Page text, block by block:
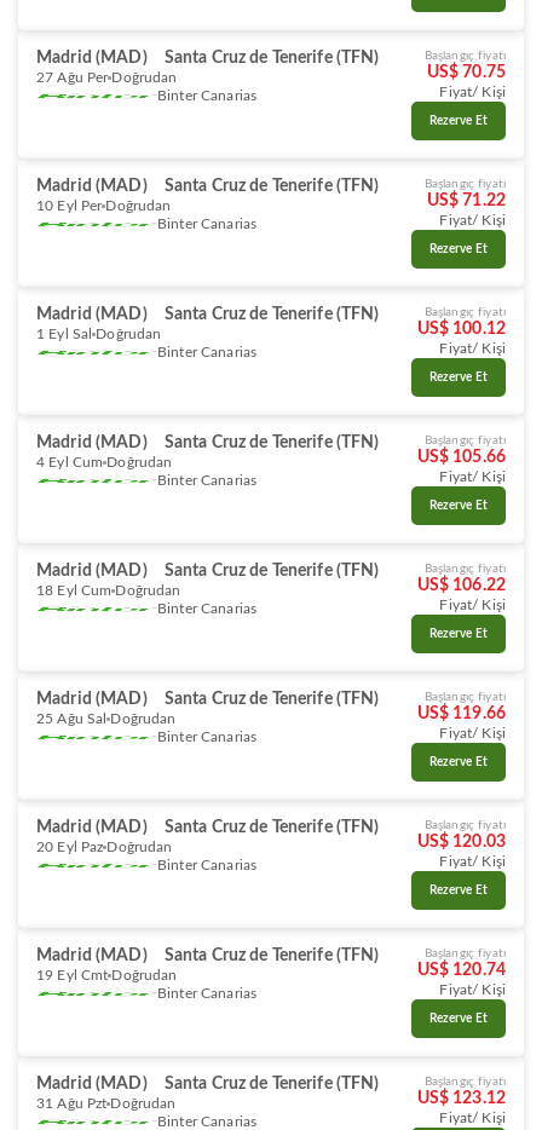
Madrid (MAD) Santa Cruz de Tenerife (TFN)
27 Ağu Per Doğrudan
Binter Canarias
Başlangıç fiyatı
US$ 70.75
Fiyat/ Kişi
Rezerve Et
Madrid (MAD) Santa Cruz de Tenerife (TFN)
10 Eyl Per Doğrudan
Binter Canarias
Başlangıç fiyatı
US$ 71.22
Fiyat/ Kişi
Rezerve Et
Madrid (MAD) Santa Cruz de Tenerife (TFN)
1 Eyl Sal Doğrudan
Binter Canarias
Başlangıç fiyatı
US$ 100.12
Fiyat/ Kişi
Rezerve Et
Madrid (MAD) Santa Cruz de Tenerife (TFN)
4 Eyl Cum Doğrudan
Binter Canarias
Başlangıç fiyatı
US$ 105.66
Fiyat/ Kişi
Rezerve Et
Madrid (MAD) Santa Cruz de Tenerife (TFN)
18 Eyl Cum Doğrudan
Binter Canarias
Başlangıç fiyatı
US$ 106.22
Fiyat/ Kişi
Rezerve Et
Madrid (MAD) Santa Cruz de Tenerife (TFN)
25 Ağu Sal Doğrudan
Binter Canarias
Başlangıç fiyatı
US$ 119.66
Fiyat/ Kişi
Rezerve Et
Madrid (MAD) Santa Cruz de Tenerife (TFN)
20 Eyl Paz Doğrudan
Binter Canarias
Başlangıç fiyatı
US$ 120.03
Fiyat/ Kişi
Rezerve Et
Madrid (MAD) Santa Cruz de Tenerife (TFN)
19 Eyl Cmt Doğrudan
Binter Canarias
Başlangıç fiyatı
US$ 120.74
Fiyat/ Kişi
Rezerve Et
Madrid (MAD) Santa Cruz de Tenerife (TFN)
31 Ağu Pzt Doğrudan
Binter Canarias
Başlangıç fiyatı
US$ 123.12
Fiyat/ Kişi